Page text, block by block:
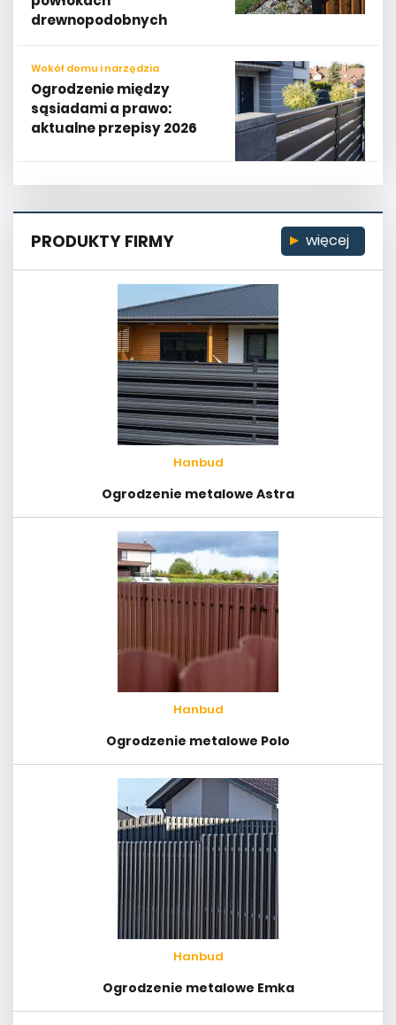
drewnopodobnych
Wokół domu i narzędzia
Ogrodzenie między
sąsiadami a prawo:
aktualne przepisy 2026
PRODUKTY FIRMY więcej
Hanbud
Ogrodzenie metalowe Astra
Hanbud
Ogrodzenie metalowe Polo
Hanbud
Ogrodzenie metalowe Emka